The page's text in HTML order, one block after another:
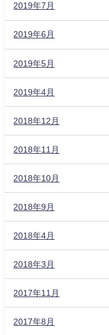
2019年7月
2019年6月
2019年5月
2019年4月
2018年12月
2018年11月
2018年10月
2018年9月
2018年4月
2018年3月
2017年11月
2017年8月